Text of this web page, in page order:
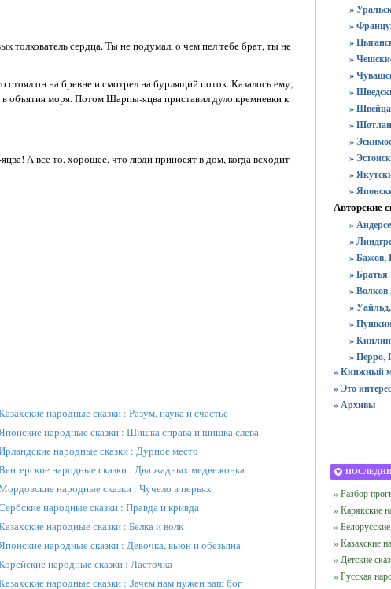
толкователь сердца. Ты не подумал, о чем пел тебе брат, ты не
стоял он на бревне и смотрел на бурлящий поток. Казалось ему,
объятия моря. Потом Шарпы-яцва приставил дуло кремневки к
А все то, хорошее, что люди приносят в дом, когда всходит
народные сказки : Разум, наука и счастье
народные сказки : Шишка справа и шишка слева
народные сказки : Дурное место
народные сказки : Два жадных медвежонка
народные сказки : Чучело в перьях
народные сказки : Правда и кривда
народные сказки : Белка и волк
народные сказки : Девочка, вьюн и обезьяна
народные сказки : Ласточка
народные сказки : Зачем нам нужен ваш бог
»
»
»
»
»
»
»
»
»
»
»
»
Авторские
»
»
» Бажов,
»
» Волков
»
»
»
» Перро,
» Книжный
» Это
» Архивы
» Разбор
» Карякские
»
» Казахские
» Детские
» Русская